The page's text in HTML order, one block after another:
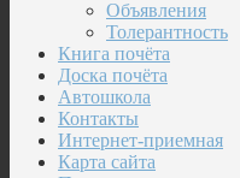
Объявления
Толерантность
Книга почёта
Доска почёта
Автошкола
Контакты
Интернет-приемная
Карта сайта